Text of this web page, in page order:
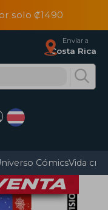
solo ₡1490
Enviar a
Costa Rica
CómicsVida